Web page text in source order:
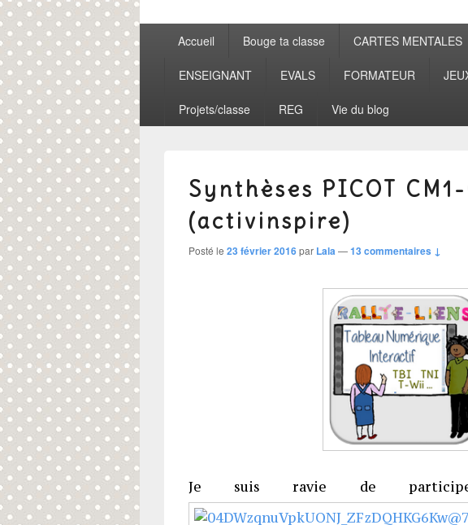
MenuAccueil Bouge ta classe CARTES MENTALES
ENSEIGNANT EVALS FORMATEUR
Projets/classe REG Vie du blog
Synthèses PICOT CM1-
(activinspire)
Posté le 23 février 2016par Lala—13 commentaires ↓
Je suis ravie de